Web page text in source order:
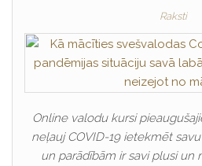
Raksti
Online valodu kursi
neļauj COVID-19 ietekmēt
un parādībām ir savi plusi un